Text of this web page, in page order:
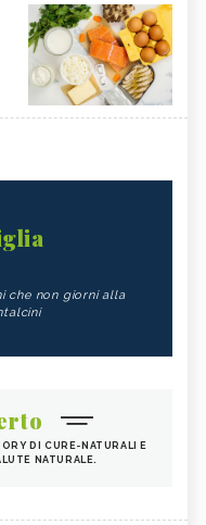
che non giorni alla
DI CURE-NATURALI E
NATURALE.